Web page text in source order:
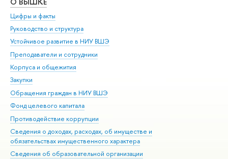
Цифры и факты
Руководство и структура
Устойчивое развитие в НИУ ВШЭ
Преподаватели и сотрудники
Корпуса и общежития
Закупки
Обращения граждан в НИУ ВШЭ
Фонд целевого капитала
Противодействие коррупции
Сведения о доходах, расходах, об имуществе и
обязательствах имущественного характера
Сведения об образовательной организации